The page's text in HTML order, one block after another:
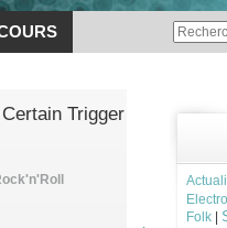
Certain Trigger
Folk